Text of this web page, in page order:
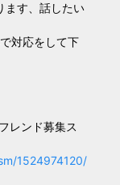
ます、話したい
対応をして下
レンド募集ス
1524974120/